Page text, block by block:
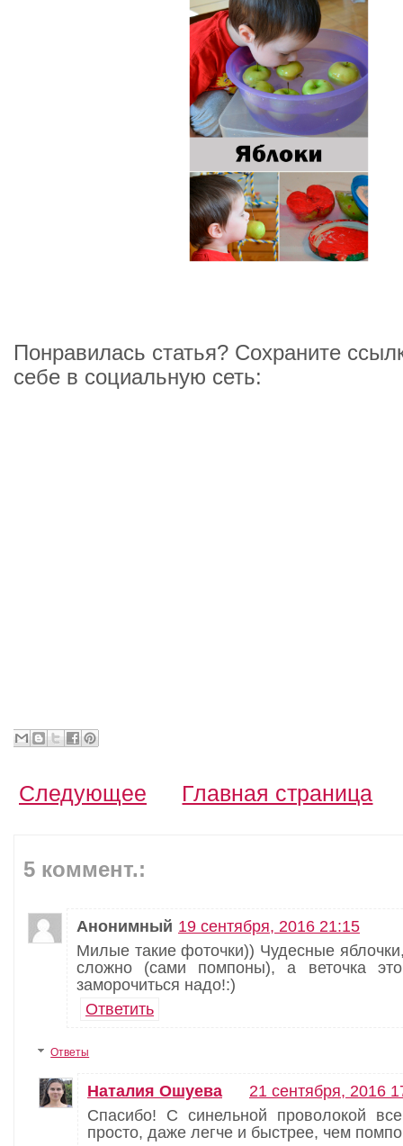
Понравилась статья? Сохраните
себе в социальную сеть:
Следующее Главная страница
5 коммент.:
Анонимный 19 сентября, 2016 21:15
Милые такие фоточки)) Чудесные
сложно (сами помпоны), а веточка
заморочиться надо!:)
Ответить
Ответы
Наталия Ошуева
21 сентября, 2016
Спасибо! С синельной проволокой
просто, даже легче и быстрее, чем